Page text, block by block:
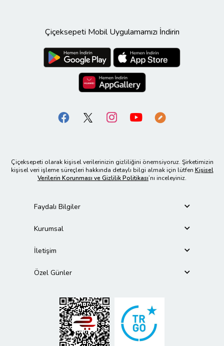
Çiçeksepeti Mobil Uygulamamızı İndirin
Çiçeksepeti olarak kişisel verilerinizin gizliliğini önemsiyoruz. Şirketimizin
kişisel veri işleme süreçleri hakkında detaylı bilgi almak için lütfen Kişisel
Verilerin Korunması ve Gizlilik Politikası’nı inceleyiniz.
Faydalı Bilgiler
Kurumsal
İletişim
Özel Günler